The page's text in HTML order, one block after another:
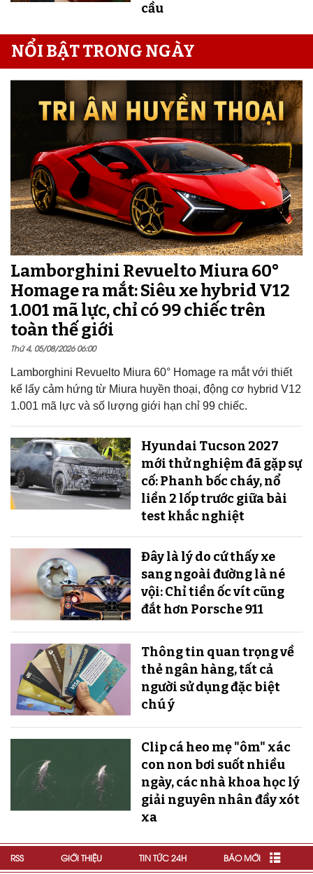
cầu
NỔI BẬT TRONG NGÀY
Lamborghini Revuelto Miura 60°
Homage ra mắt: Siêu xe hybrid V12
1.001 mã lực, chỉ có 99 chiếc trên
toàn thế giới
Thứ 4, 05/08/2026 06:00
Lamborghini Revuelto Miura 60° Homage ra mắt với thiết
kế lấy cảm hứng từ Miura huyền thoại, động cơ hybrid V12
1.001 mã lực và số lượng giới hạn chỉ 99 chiếc.
Hyundai Tucson 2027
mới thử nghiệm đã gặp sự
cố: Phanh bốc cháy, nổ
liền 2 lốp trước giữa bài
test khắc nghiệt
Đây là lý do cứ thấy xe
sang ngoài đường là né
vội: Chỉ tiền ốc vít cũng
đắt hơn Porsche 911
Thông tin quan trọng về
thẻ ngân hàng, tất cả
người sử dụng đặc biệt
chú ý
Clip cá heo mẹ "ôm" xác
con non bơi suốt nhiều
ngày, các nhà khoa học lý
giải nguyên nhân đầy xót
xa
RSS GIỚI THIỆU TIN TỨC 24H BÁO MỚI